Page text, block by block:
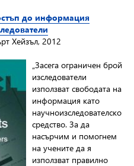
до информация
Хейзъл, 2012
„Засега ограничен брой
изследователи
използват свободата на
информация като
научноизследователско
средство. За да
насърчим и помогнем
на учените да я
използват правилно